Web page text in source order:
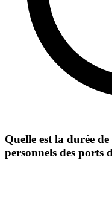
Quelle est la durée
personnels des ports